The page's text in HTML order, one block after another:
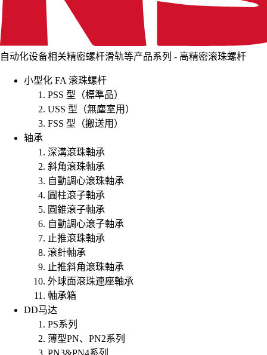
自动化设备相关精密螺杆滑轨等产品系列 - 高精密滚珠螺杆
小型化 FA 滚珠螺杆
PSS 型（標準品）
USS 型（無塵室用）
FSS 型（搬送用）
轴承
深溝滾珠軸承
斜角滾珠軸承
自動調心滾珠軸承
圓柱滾子軸承
圓錐滾子軸承
自動調心滾子軸承
止推滾珠軸承
滾針軸承
止推斜角滾珠軸承
外球面滾珠連座軸承
軸承箱
DD马达
PS系列
薄型PN、PN2系列
PN3&PN4系列